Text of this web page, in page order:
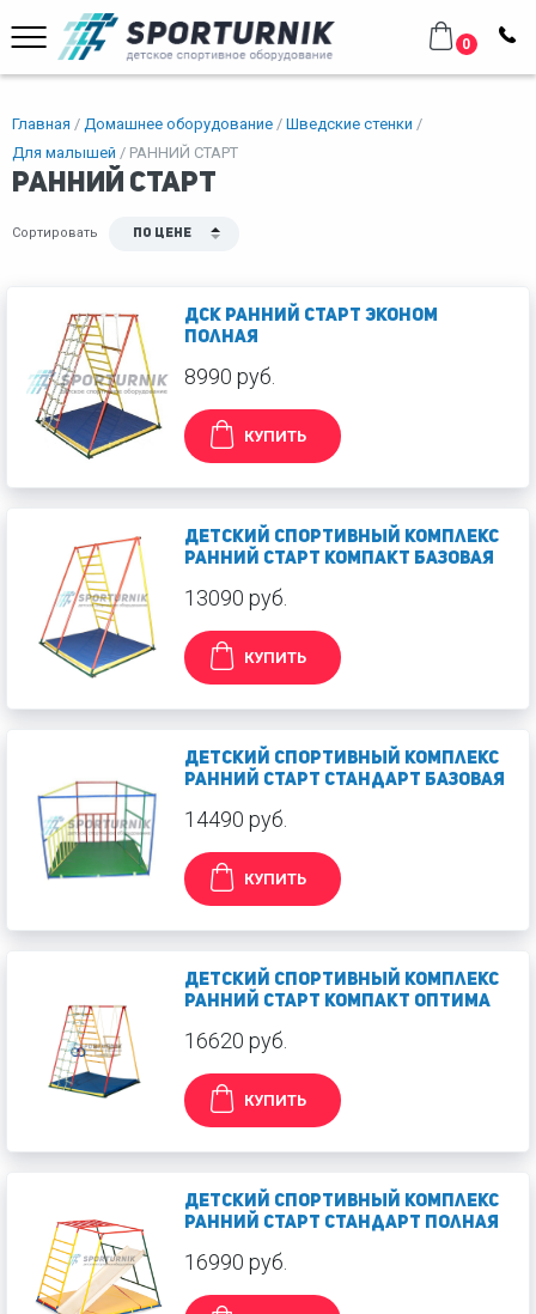
0
Главная Домашнее оборудование
Шведские стенки
Для малышей
РАННИЙ СТАРТ
РАННИЙ СТАРТ
Сортировать По цене
ДСК Ранний старт эконом
полная
8990 руб.
КУПИТЬ
Детский спортивный комплекс
Ранний старт Компакт базовая
13090 руб.
КУПИТЬ
Детский спортивный комплекс
Ранний старт Стандарт базовая
14490 руб.
КУПИТЬ
Детский спортивный комплекс
Ранний старт Компакт оптима
16620 руб.
КУПИТЬ
Детский спортивный комплекс
Ранний старт Стандарт полная
16990 руб.